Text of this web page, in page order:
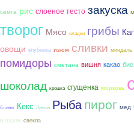
семга рис слоеное тесто закуска
творог Мясо оладьи грибы
овощи клубника изюм сливки миндаль
помидоры сметана вишня какао
шоколад крошка сгущенка морковь
блины Кекс Лимон Рыбапирог мед
второе свекла